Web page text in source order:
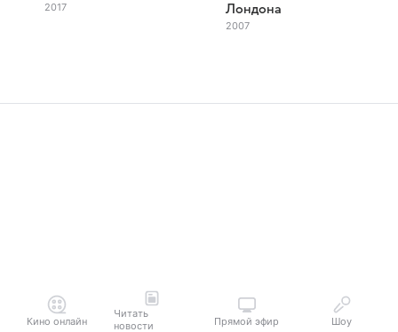
2017
Лондона
2007
Кино онлайн
Читать
новости
Прямой эфир Шоу